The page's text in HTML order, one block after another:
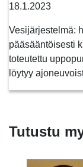
18.1.2023
Vesijärjestelmä:
pääsääntöisesti
toteutettu
löytyy
Tutustu